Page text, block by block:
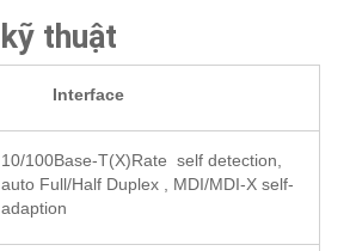
thuật
Interface
10/100Base-T(X)Rate self detection,
auto Full/Half Duplex , MDI/MDI-X self-
adaption